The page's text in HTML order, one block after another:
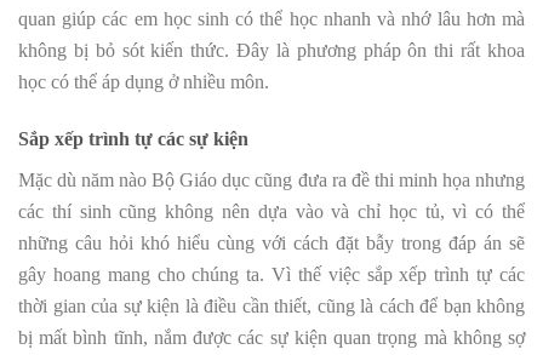
quan giúp các em học sinh có thể học nhanh và nhớ lâu hơn mà
không bị bỏ sót kiến thức. Đây là phương pháp ôn thi rất khoa
học có thể áp dụng ở nhiều môn.
Sắp xếp trình tự các sự kiện
Mặc dù năm nào Bộ Giáo dục cũng đưa ra đề thi minh họa nhưng
các thí sinh cũng không nên dựa vào và chỉ học tủ, vì có thể
những câu hỏi khó hiểu cùng với cách đặt bẫy trong đáp án sẽ
gây hoang mang cho chúng ta. Vì thế việc sắp xếp trình tự các
thời gian của sự kiện là điều cần thiết, cũng là cách để bạn không
bị mất bình tĩnh, nắm được các sự kiện quan trọng mà không sợ